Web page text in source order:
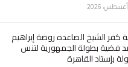
كفر الشيخ الصاعده روضة إبراهيم
فضية بطولة الجمهورية لتنس
بإستاد القاهرة